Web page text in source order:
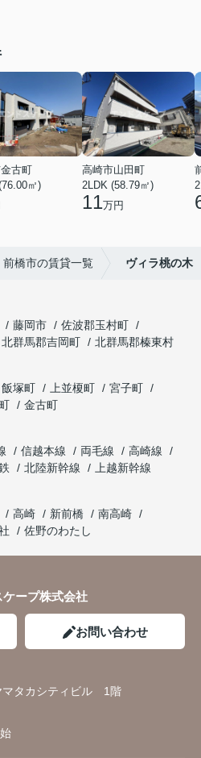
古町
㎡)
高崎市山田町
2LDK (58.79㎡)
11万円
前橋市の賃貸一覧 ヴィラ桃の木
藤岡市
佐波郡玉村町
北群馬郡吉岡町
北群馬郡榛東村
飯塚町 上並榎町
宮子町
金古町
信越本線 両毛線
高崎線
北陸新幹線
上越新幹線
高崎 新前橋
南高崎
佐野のわたし
ケープ株式会社
お問い合わせ
マタカシティビル 1階